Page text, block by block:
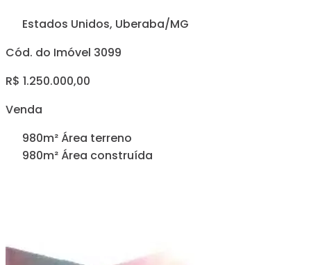
Estados Unidos, Uberaba/MG
Cód. do Imóvel 3099
R$ 1.250.000,00
Venda
980m² Área terreno
980m² Área construída